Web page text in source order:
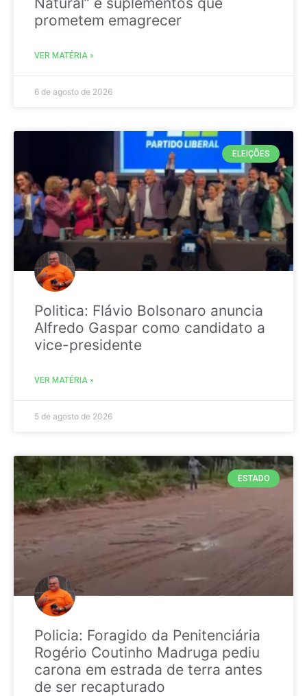
prometem emagrecer
VER MATÉRIA »
6 de agosto de 2026
ELEIÇÕES
Politica: Flávio Bolsonaro anuncia
Alfredo Gaspar como candidato a
vice-presidente
VER MATÉRIA »
5 de agosto de 2026
ESTADO
Policia: Foragido da Penitenciária
Rogério Coutinho Madruga pediu
carona em estrada de terra antes
de ser recapturado